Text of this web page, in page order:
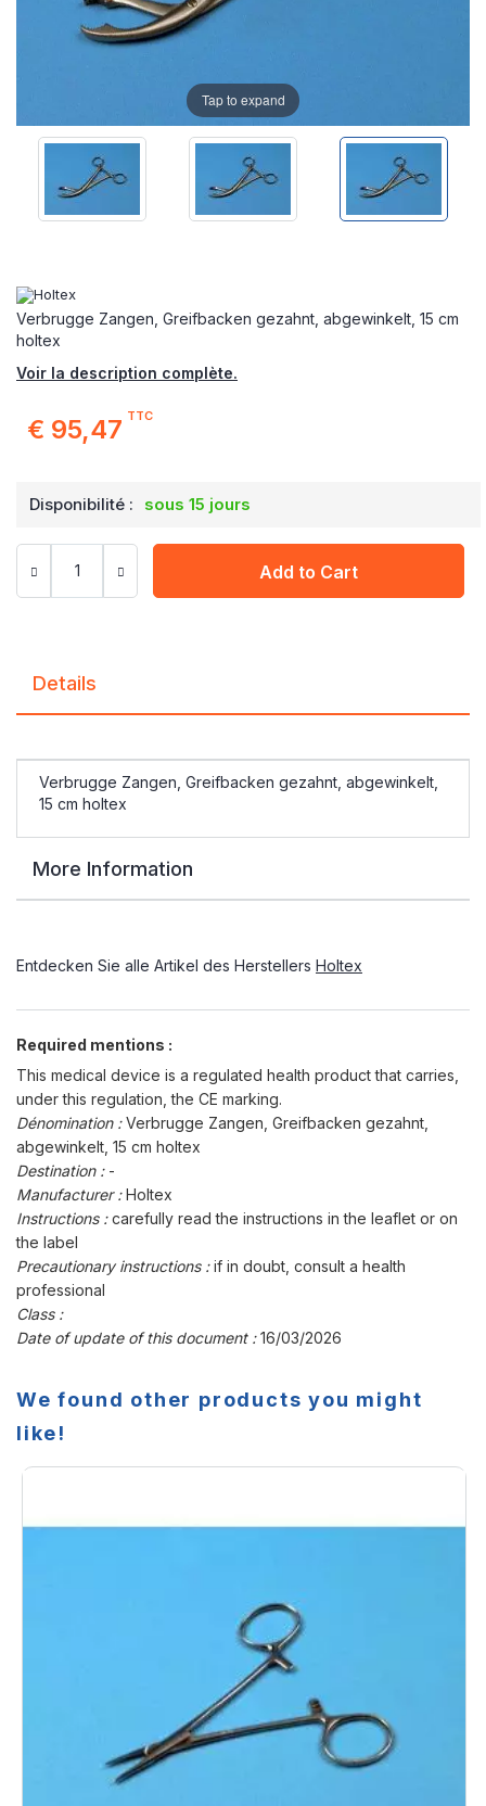
Verbrugge Zangen, Greifbacken gezahnt, abgewinkelt, 15 cm
holtex
Voir la description complète.
€ 95,47 TTC
Disponibilité : sous 15 jours
Add to Cart
Tap to expand
Details
Verbrugge Zangen, Greifbacken gezahnt, abgewinkelt,
15 cm holtex
More Information
Entdecken Sie alle Artikel des Herstellers Holtex
Required mentions :
This medical device is a regulated health product that carries,
under this regulation, the CE marking.
Dénomination :Verbrugge Zangen, Greifbacken gezahnt,
abgewinkelt, 15 cm holtex
Destination : -
Manufacturer :Holtex
Instructions :carefully read the instructions in the leaflet or on
the label
Precautionary instructions :if in doubt, consult a health
professional
Class :
Date of update of this document :16/03/2026
We found other products you might
like!